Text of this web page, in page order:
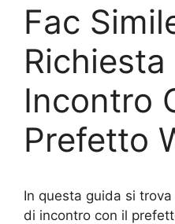
Fac
Richiesta
Incontro
Prefetto
In questa guida si
di incontro con il